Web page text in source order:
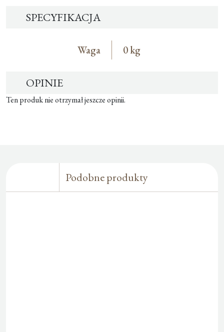
SPECYFIKACJA
Waga 0 kg
OPINIE
Ten produk nie otrzymał jeszcze opinii.
Podobne produkty